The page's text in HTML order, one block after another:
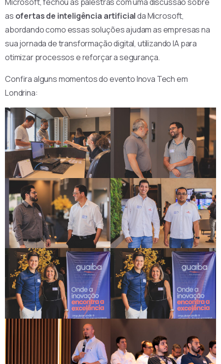
as ofertas de inteligência artificialda Microsoft,
abordando como essas soluções ajudam as empresas na
sua jornada de transformação digital, utilizando IA para
otimizar processos e reforçar a segurança.
Confira alguns momentos do evento Inova Tech em
Londrina: